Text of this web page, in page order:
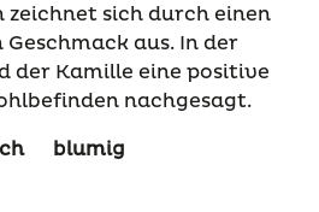
sich durch einen
aus. In der
der Kamille eine positive
nachgesagt.
blumig